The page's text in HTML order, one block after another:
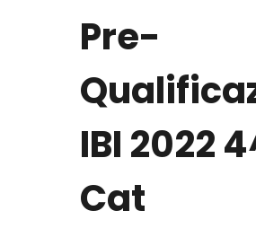
Pre-
IBI 2022
Cat